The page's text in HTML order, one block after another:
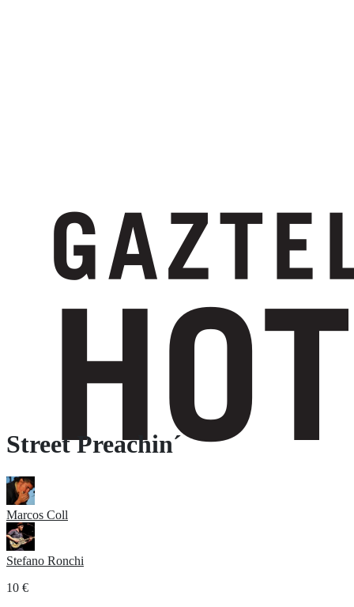
Street Preachin´
Marcos Coll
Stefano Ronchi
10 €